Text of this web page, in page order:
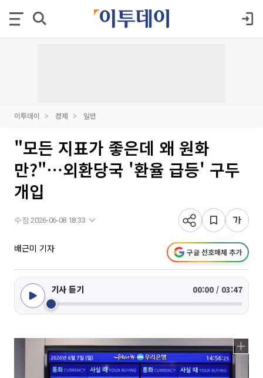
이투데이 경제 일반
"모든 지표가 좋은데 왜 원화
만?"⋯외환당국 '환율 급등' 구두
개입
수정 2026-06-08 18:33
배근미 기자 구글 선호매체 추가
기사 듣기 00:00 / 03:47